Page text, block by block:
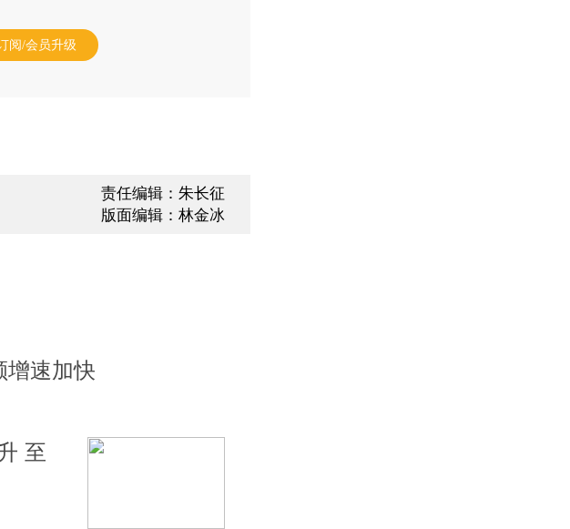
阅/会员升级
责任编辑：朱长征
版面编辑：林金冰
增速加快
至